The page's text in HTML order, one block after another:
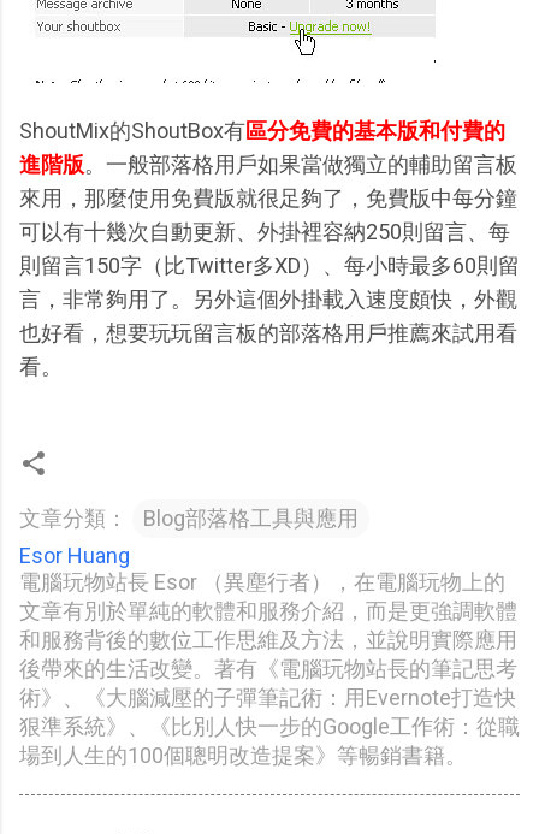
ShoutMix的ShoutBox有區分免費的基本版和付費的
進階版。一般部落格用戶如果當做獨立的輔助留言板
來用，那麼使用免費版就很足夠了，免費版中每分鐘
可以有十幾次自動更新、外掛裡容納250則留言、每
則留言150字（比Twitter多XD）、每小時最多60則留
言，非常夠用了。另外這個外掛載入速度頗快，外觀
也好看，想要玩玩留言板的部落格用戶推薦來試用看
看。
文章分類：
Blog部落格工具與應用
Esor Huang
電腦玩物站長 Esor （異塵行者），在電腦玩物上的
文章有別於單純的軟體和服務介紹，而是更強調軟體
和服務背後的數位工作思維及方法，並說明實際應用
後帶來的生活改變。著有《電腦玩物站長的筆記思考
術》、《大腦減壓的子彈筆記術：用Evernote打造快
狠準系統》、《比別人快一步的Google工作術：從職
場到人生的100個聰明改造提案》等暢銷書籍。